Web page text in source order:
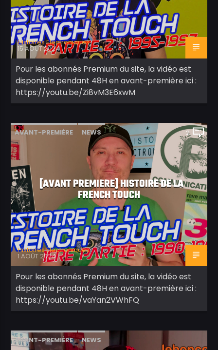
Histoires Electroniques
15 AOÛT 2024
Pour les abonnés Premium du site, la vidéo est
disponible pendant 48H en avant-première ici :
https://youtu.be/Zi8vM3E6xwM
AVANT-PREMIÈRE NEWS 2
[AVANT PREMIERE] HISTOIRE DE LA
FRENCH TOUCH
Histoires Electroniques
1 AOÛT 2024
Pour les abonnés Premium du site, la vidéo est
disponible pendant 48H en avant-première ici :
https://youtu.be/vaYan2VWhFQ
AVANT-PREMIÈRE NEWS